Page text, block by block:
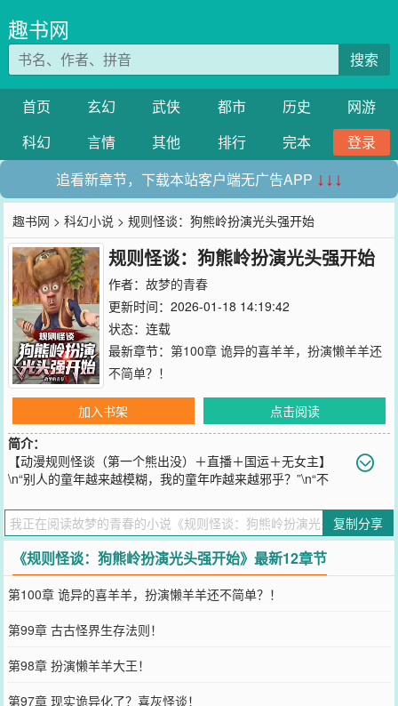
趣书网
搜索
首页 玄幻 武侠 都市 历史
网游
科幻
言情 其他 排行 完本
登录
追看新章节，下载本站客户端无广告APP ↓↓↓
趣书网 >科幻小说 > 规则怪谈：狗熊岭扮演光头强开始
规则怪谈：狗熊岭扮演光头强开始
作者： 故梦的青春
更新时间：2026-01-18 14:19:42
状态：连载
最新章节： 第100章 诡异的喜羊羊，扮演懒羊羊还
不简单？！
加入书架
点击阅读
简介：
【动漫规则怪谈（第一个熊出没）＋直播＋国运＋无女主】
\n“别人的童年越来越模糊，我的童年咋越来越邪乎？”\n“不
了？”\n蓝星诡异降临！怪谈席卷全球！\n每个国家都会抽取天选者，
参加怪谈！\n龙国连败七场，一度处在灭国的边缘！\n最后一场，怪
谈居然还是传说中的S级怪谈副本！\n穿越到蓝星的陈庆，得知这个世
界怪谈林立，困难重重，本来很慌。\n一看怪谈！\n狗熊岭怪谈？羊
村怪谈？成龙历险记怪谈？比奇堡怪谈……\n好家伙！\n没想到怪谈
全都是自己曾经的童年啊！\n那还说啥？都是哥们！\n陈庆一点也不
慌了。\n在怪谈中，陈庆扮演光头强，对着诡异熊大熊二就是干。
\n“我强天帝，狂一点怎么了？”\n在羊村扮演懒大王。\n“我懒羊羊大王
懒一点怎么了？”\n在比奇堡扮演海绵宝宝。\n“我准备好啦！我准备好
啦！”\n在成龙历险记扮演成龙。\n“小玉，这个太危险了。”\n世界各
国：“不是，陈庆为啥每个怪谈，他都能精准扮演角色？呜呜呜，求
复制分享
《规则怪谈：狗熊岭扮演光头强开始》最新12章节
第100章 诡异的喜羊羊，扮演懒羊羊还不简单？！
第99章 古古怪界生存法则！
第98章 扮演懒羊羊大王！
第97章 现实诡异化了？喜灰怪谈！